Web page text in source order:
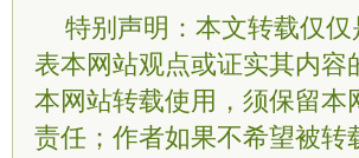
特别声明：本文转载仅
表本网站观点或证实其内
本网站转载使用，须保留本
责任；作者如果不希望被